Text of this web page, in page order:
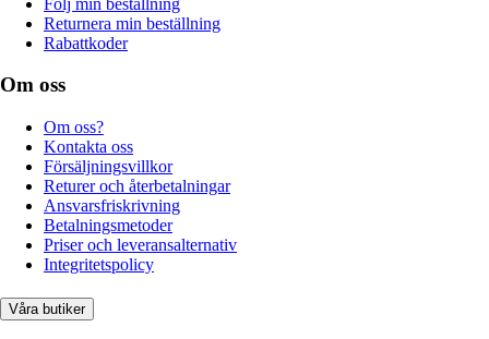
Returnera min beställning
Rabattkoder
Om oss
Om oss?
Kontakta oss
Försäljningsvillkor
Returer och återbetalningar
Ansvarsfriskrivning
Betalningsmetoder
Priser och leveransalternativ
Integritetspolicy
Våra butiker